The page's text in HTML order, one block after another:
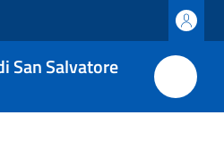
San Salvatore